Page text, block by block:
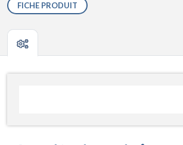
FICHE PRODUIT